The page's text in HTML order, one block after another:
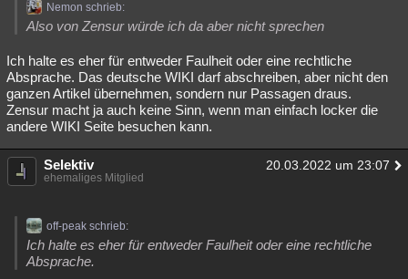
Musik Clash
Übersichten
Besucht Teilgenommen Alle Neue Geschlossen
Lesenswert Schlüsselwörter
Nemon schrieb:
Also von Zensur würde ich da aber nicht sprechen
Ich halte es eher für entweder Faulheit oder eine rechtliche
Absprache. Das deutsche WIKI darf abschreiben, aber nicht den
ganzen Artikel übernehmen, sondern nur Passagen draus.
Zensur macht ja auch keine Sinn, wenn man einfach locker die
andere WIKI Seite besuchen kann.
Selektiv 20.03.2022 um 23:07
ehemaliges Mitglied
off-peak schrieb:
Ich halte es eher für entweder Faulheit oder eine rechtliche
Absprache.